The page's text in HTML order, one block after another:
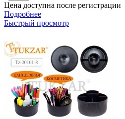
Цена доступна после регистрации
Подробнее
Быстрый просмотр